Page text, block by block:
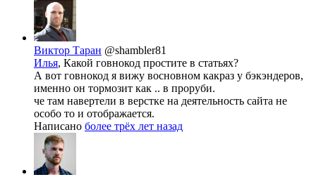
Виктор Таран @shambler81
Илья, Какой говнокод простите в статьях?
А вот говнокод я вижу восновном какраз у бэкэндеров,
именно он тормозит как .. в проруби.
че там навертели в верстке на деятельность сайта не
особо то и отображается.
Написано более трёх лет назад